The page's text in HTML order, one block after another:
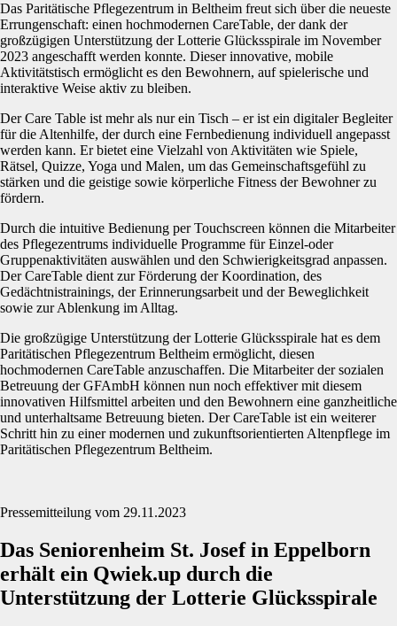
Das Paritätische Pflegezentrum in Beltheim freut sich über die neueste
Errungenschaft: einen hochmodernen CareTable, der dank der
großzügigen Unterstützung der Lotterie Glücksspirale im November
2023 angeschafft werden konnte. Dieser innovative, mobile
Aktivitätstisch ermöglicht es den Bewohnern, auf spielerische und
interaktive Weise aktiv zu bleiben.
Der Care Table ist mehr als nur ein Tisch – er ist ein digitaler Begleiter
für die Altenhilfe, der durch eine Fernbedienung individuell angepasst
werden kann. Er bietet eine Vielzahl von Aktivitäten wie Spiele,
Rätsel, Quizze, Yoga und Malen, um das Gemeinschaftsgefühl zu
stärken und die geistige sowie körperliche Fitness der Bewohner zu
fördern.
Durch die intuitive Bedienung per Touchscreen können die Mitarbeiter
des Pflegezentrums individuelle Programme für Einzel-oder
Gruppenaktivitäten auswählen und den Schwierigkeitsgrad anpassen.
Der CareTable dient zur Förderung der Koordination, des
Gedächtnistrainings, der Erinnerungsarbeit und der Beweglichkeit
sowie zur Ablenkung im Alltag.
Die großzügige Unterstützung der Lotterie Glücksspirale hat es dem
Paritätischen Pflegezentrum Beltheim ermöglicht, diesen
hochmodernen CareTable anzuschaffen. Die Mitarbeiter der sozialen
Betreuung der GFAmbH können nun noch effektiver mit diesem
innovativen Hilfsmittel arbeiten und den Bewohnern eine ganzheitliche
und unterhaltsame Betreuung bieten. Der CareTable ist ein weiterer
Schritt hin zu einer modernen und zukunftsorientierten Altenpflege im
Paritätischen Pflegezentrum Beltheim.
Pressemitteilung vom 29.11.2023
Das Seniorenheim St. Josef in Eppelborn
erhält ein Qwiek.up durch die
Unterstützung der Lotterie Glücksspirale